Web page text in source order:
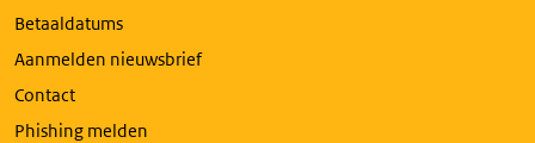
Betaaldatums
Aanmelden nieuwsbrief
Contact
Phishing melden